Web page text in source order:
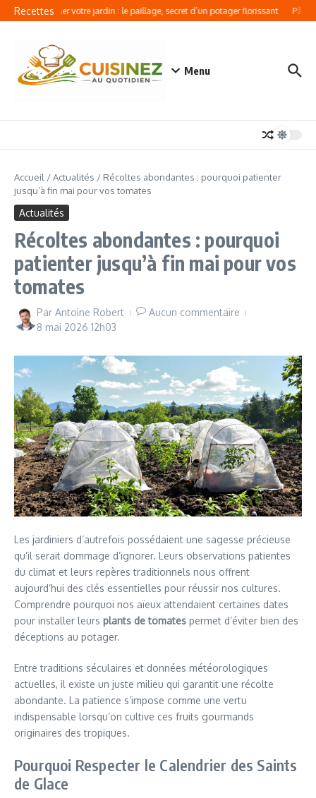
Aller au contenu
Recettes
Révolutionner votre jardin : le paillage, secret d’un potager florissant Pâtes
Menu
Accueil /Actualités / Récoltes abondantes : pourquoi patienter
jusqu’à fin mai pour vos tomates
Actualités
Récoltes abondantes : pourquoi
patienter jusqu’à fin mai pour vos
tomates
Par Antoine Robert
Aucun commentaire
8 mai 2026 12h03
Les jardiniers d’autrefois possédaient une sagesse précieuse
qu’il serait dommage d’ignorer. Leurs observations patientes
du climat et leurs repères traditionnels nous offrent
aujourd’hui des clés essentielles pour réussir nos cultures.
Comprendre pourquoi nos aïeux attendaient certaines dates
pour installer leurs plants de tomates permet d’éviter bien des
déceptions au potager.
Entre traditions séculaires et données météorologiques
actuelles, il existe un juste milieu qui garantit une récolte
abondante. La patience s’impose comme une vertu
indispensable lorsqu’on cultive ces fruits gourmands
originaires des tropiques.
Pourquoi Respecter le Calendrier des Saints
de Glace